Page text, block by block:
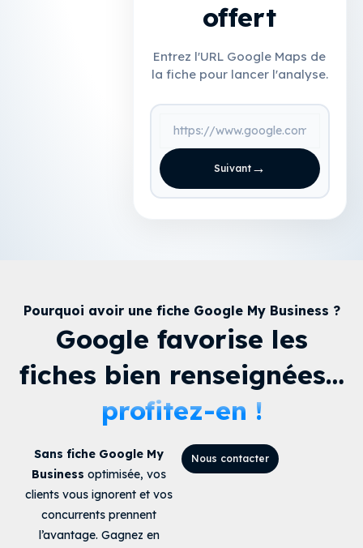
offert
Entrez l'URL Google Maps de
la fiche pour lancer l'analyse.
Suivant→
Pourquoi avoir une fiche Google My Business ?
Google favorise les
fiches bien renseignées…
profitez-en !
Sans fiche Google My
Business optimisée, vos
clients vous ignorent et vos
concurrents prennent
l’avantage. Gagnez en
Nous contacter